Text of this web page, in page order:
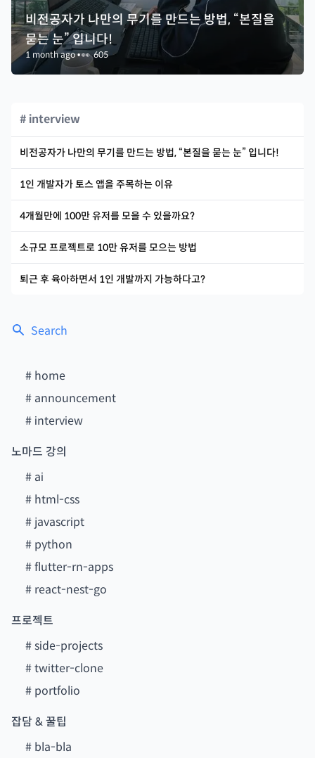
Search
# home
# announcement
# interview
노마드 강의
# ai
# html-css
# javascript
# python
#flutter-rn-apps
# react-nest-go
프로젝트
#side-projects
#twitter-clone
# portfolio
잡담 & 꿀팁
# bla-bla
비전공자가 나만의 무기를 만드는 방법, “본질을
묻는 눈” 입니다!
1 month ago•👀605
# interview
비전공자가 나만의 무기를 만드는 방법, “본질을 묻는 눈” 입니다!
1인 개발자가 토스 앱을 주목하는 이유
4개월만에 100만 유저를 모을 수 있을까요?
소규모 프로젝트로 10만 유저를 모으는 방법
퇴근 후 육아하면서 1인 개발까지 가능하다고?